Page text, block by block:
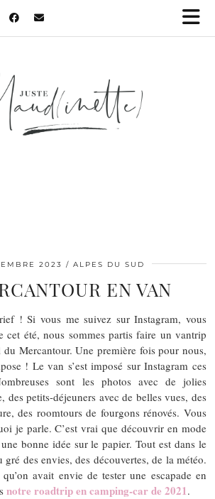
2023 ALPES DU SUD
EN VAN
! Si vous me suivez sur Instagram, vous
cet été, nous sommes partis faire un vantrip
Mercantour. Une première fois pour nous,
! Le van s’est imposé sur Instagram ces
sont les photos avec de jolies
des petits-déjeuners avec de belles vues, des
des roomtours de fourgons rénovés. Vous
je parle. C’est vrai que découvrir en mode
bonne idée sur le papier. Tout est dans le
des envies, des découvertes, de la météo.
avait envie de tester une escapade en
notre roadtrip en camping-car de 2021.